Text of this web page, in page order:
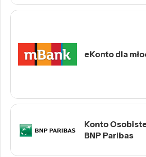
eKonto dla
Konto
BNP Paribas